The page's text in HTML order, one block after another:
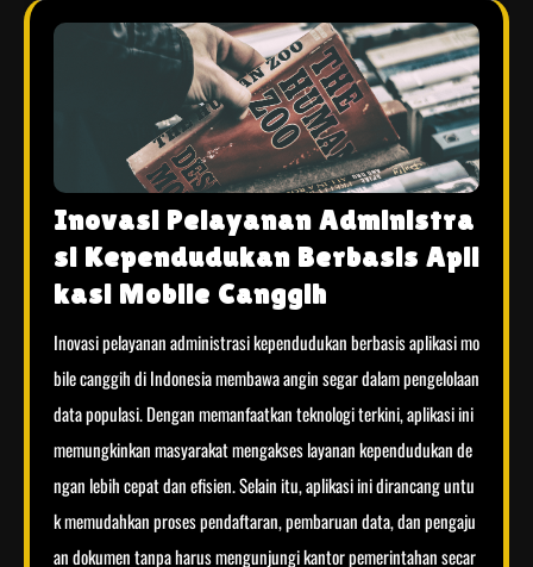
Inovasi Pelayanan Administra
si Kependudukan Berbasis Apli
kasi Mobile Canggih
Inovasi pelayanan administrasi kependudukan berbasis aplikasi mo
bile canggih di Indonesia membawa angin segar dalam pengelolaan
data populasi. Dengan memanfaatkan teknologi terkini, aplikasi ini
memungkinkan masyarakat mengakses layanan kependudukan de
ngan lebih cepat dan efisien. Selain itu, aplikasi ini dirancang untu
k memudahkan proses pendaftaran, pembaruan data, dan pengaju
an dokumen tanpa harus mengunjungi kantor pemerintahan secar